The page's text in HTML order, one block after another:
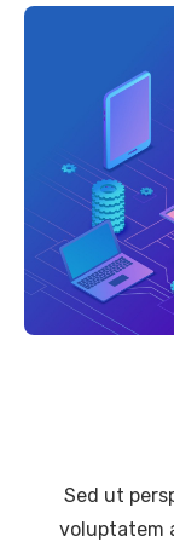
Sed ut
voluptatem